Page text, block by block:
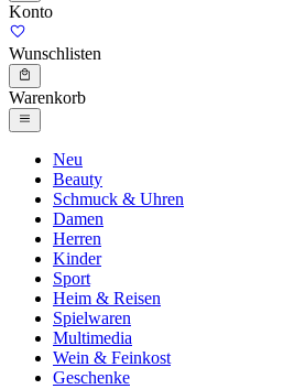
Konto
Wunschlisten
Warenkorb
Neu
Beauty
Schmuck & Uhren
Damen
Herren
Kinder
Sport
Heim & Reisen
Spielwaren
Multimedia
Wein & Feinkost
Geschenke